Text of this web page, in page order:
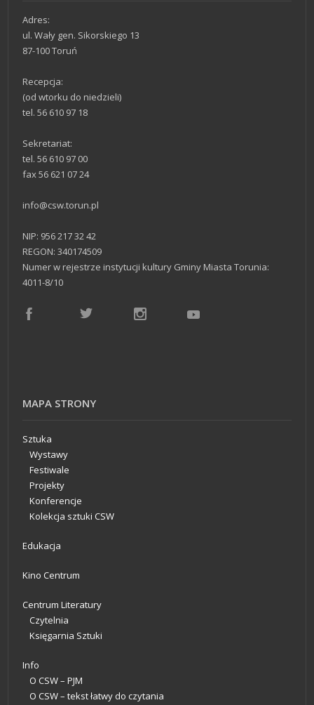
Dzień na plus /
Adres:
ul. Wały gen. Sikorskiego 13
87-100 Toruń
Recepcja:
(od wtorku do niedzieli)
tel. 56 610 97 18
Sekretariat:
tel. 56 610 97 00
fax 56 621 07 24
info@csw.torun.pl
NIP: 956 217 32 42
REGON: 340174509
Numer w rejestrze instytucji kultury Gminy Miasta Torunia:
4011-8/10
MAPA STRONY
Sztuka
Wystawy
Festiwale
Projekty
Konferencje
Kolekcja sztuki CSW
Edukacja
Kino Centrum
Centrum Literatury
Czytelnia
Księgarnia Sztuki
Info
O CSW – PJM
O CSW – tekst łatwy do czytania